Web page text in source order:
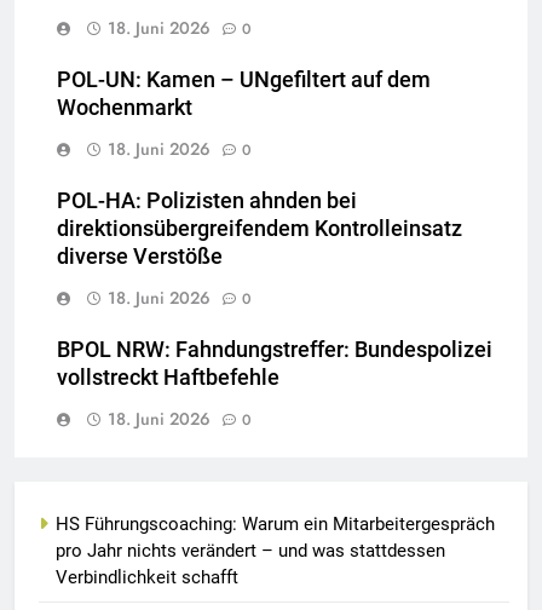
18. Juni 2026
0
POL-UN: Kamen – UNgefiltert auf dem
Wochenmarkt
18. Juni 2026
0
POL-HA: Polizisten ahnden bei
direktionsübergreifendem Kontrolleinsatz
diverse Verstöße
18. Juni 2026
0
BPOL NRW: Fahndungstreffer: Bundespolizei
vollstreckt Haftbefehle
18. Juni 2026
0
HS Führungscoaching: Warum ein Mitarbeitergespräch
pro Jahr nichts verändert – und was stattdessen
Verbindlichkeit schafft